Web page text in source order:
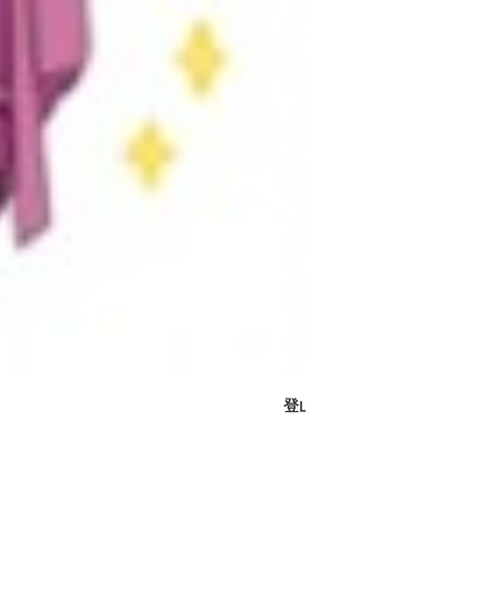
登山用ザック（リュック）の